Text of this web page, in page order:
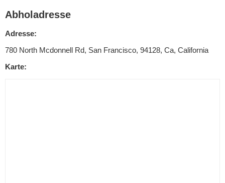
Abholadresse
Adresse:
780 North Mcdonnell Rd, San Francisco, 94128, Ca, California
Karte: